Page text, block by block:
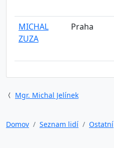
MICHAL
ZUZA
Praha
Mgr. Michal Jelínek
Domov
Seznam lidí Ostatní